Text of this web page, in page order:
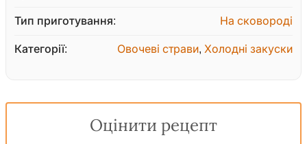
Тип приготування: На сковороді
Категорії: Овочеві страви, Холодні закуски
Оцінити рецепт